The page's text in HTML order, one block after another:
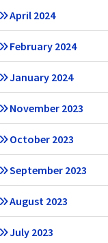
April 2024
February 2024
January 2024
November 2023
October 2023
September 2023
August 2023
July 2023